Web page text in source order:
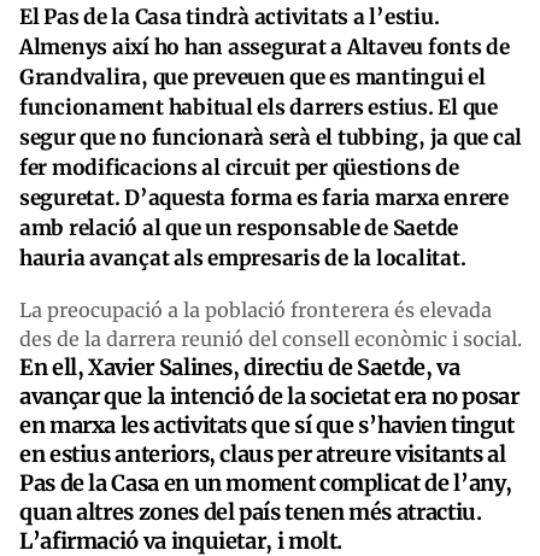
El Pas de la Casa tindrà activitats a l’estiu.
Almenys així ho han assegurat a Altaveu fonts de
Grandvalira, que preveuen que es mantingui el
funcionament habitual els darrers estius. El que
segur que no funcionarà serà el tubbing, ja que cal
fer modificacions al circuit per qüestions de
seguretat. D’aquesta forma es faria marxa enrere
amb relació al que un responsable de Saetde
hauria avançat als empresaris de la localitat.
La preocupació a la població fronterera és elevada
des de la darrera reunió del consell econòmic i social.
En ell, Xavier Salines, directiu de Saetde, va
avançar que la intenció de la societat era no posar
en marxa les activitats que sí que s’havien tingut
en estius anteriors, claus per atreure visitants al
Pas de la Casa en un moment complicat de l’any,
quan altres zones del país tenen més atractiu.
L’afirmació va inquietar, i molt.